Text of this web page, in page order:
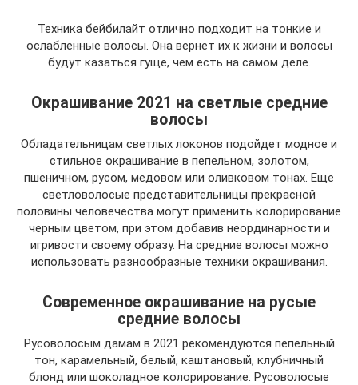
Техника бейбилайт отлично подходит на тонкие и
ослабленные волосы. Она вернет их к жизни и волосы
будут казаться гуще, чем есть на самом деле.
Окрашивание 2021 на светлые средние
волосы
Обладательницам светлых локонов подойдет модное и
стильное окрашивание в пепельном, золотом,
пшеничном, русом, медовом или оливковом тонах. Еще
светловолосые представительницы прекрасной
половины человечества могут применить колорирование
черным цветом, при этом добавив неординарности и
игривости своему образу. На средние волосы можно
использовать разнообразные техники окрашивания.
Современное окрашивание на русые
средние волосы
Русоволосым дамам в 2021 рекомендуются пепельный
тон, карамельный, белый, каштановый, клубничный
блонд или шоколадное колорирование. Русоволосые